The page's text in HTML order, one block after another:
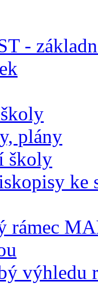
-
plány
školy
ke
rámec
výhledu